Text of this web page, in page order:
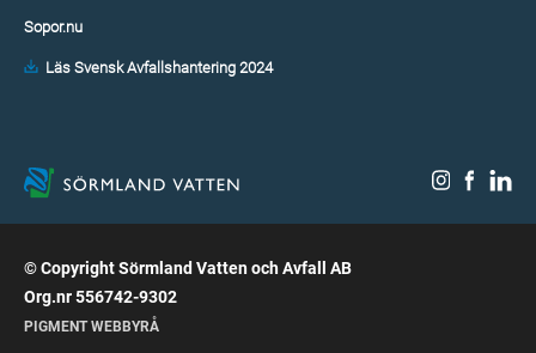
Sopor.nu
Läs Svensk Avfallshantering 2024
© Copyright Sörmland Vatten och Avfall AB
Org.nr 556742-9302
PIGMENT WEBBYRÅ